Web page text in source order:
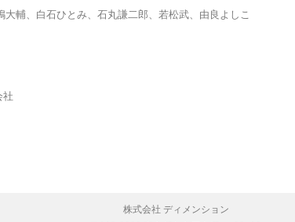
大輔、白石ひとみ、石丸謙二郎、若松武、由良よしこ
社
株式会社 ディメンション